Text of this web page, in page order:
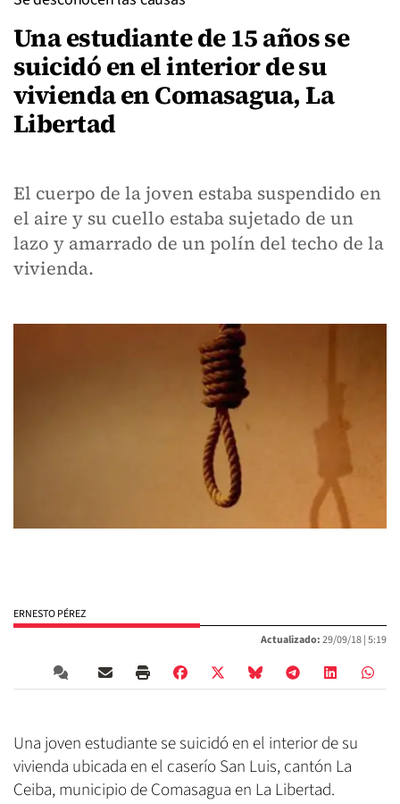
Una estudiante de 15 años se
suicidó en el interior de su
vivienda en Comasagua, La
Libertad
El cuerpo de la joven estaba suspendido en
el aire y su cuello estaba sujetado de un
lazo y amarrado de un polín del techo de la
vivienda.
ERNESTO PÉREZ
Actualizado:29/09/18 |5:19
Una joven estudiante se suicidó en el interior de su
vivienda ubicada en el caserío San Luis, cantón La
Ceiba, municipio de Comasagua en La Libertad.